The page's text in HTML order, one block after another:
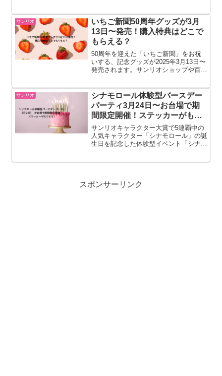
トに登場します。「サンリオ×女の子」
のキュートなコラボイラス...
サンリオ
いちご新聞50周年グッズが3月
13日〜発売！購入特典はどこで
もらえる？
50周年を迎えた「いちご新聞」をお祝
いする、記念グッズが2025年3月13日〜
発売されます。サンリオショップや百貨
サンリオ関連の商品が増えてて嬉しい♪
この記事ではい...
サンリオ
シナモロール体験型バースデー
パーティ3月24日〜お台場で期
間限定開催！ステッカーがもら
える！
サンリオキャラクター大賞で5連覇中の
人気キャラクター「シナモロール」の誕
生日を記念した体験型イベント「シナモ
スポンサーリンク